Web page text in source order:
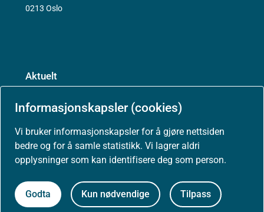
Informasjonskapsler (cookies)
Vi bruker informasjonskapsler for å gjøre nettsiden
bedre og for å samle statistikk. Vi lagrer aldri
opplysninger som kan identifisere deg som person.
Godta Kun nødvendige Tilpass
0213 Oslo
Aktuelt
Nyheter
Arrangementer
Høringer